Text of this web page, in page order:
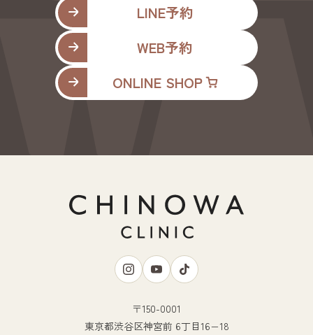
LINE予約
WEB予約
ONLINE SHOP
〒150-0001
東京都渋谷区神宮前 6丁目16−18